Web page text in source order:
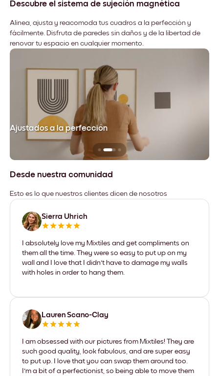
Descubre el sistema de sujeción magnética
Alinea, ajusta y reacomoda tus cuadros a la perfección y
fácilmente. Disfruta de paredes sin daños y de la libertad de
renovar tu espacio en cualquier momento.
Ajustados a la perfección
Desde nuestra comunidad
Esto es lo que nuestros clientes dicen de nosotros
Sierra Uhrich
I absolutely love my Mixtiles and get compliments on
them all the time. They were so easy to put up on my
wall and I love that I didn't have to damage my walls
with holes in order to hang them.
Lauren Scano-Clay
I am obsessed with our pictures from Mixtiles! They are
such good quality, look fabulous, and are super easy
to put up. I love that you can swap them around too.
I'm a bit of a perfectionist, so being able to move them